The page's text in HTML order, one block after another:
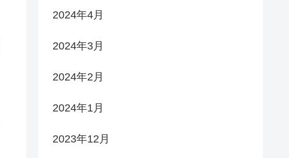
2024年4月
2024年3月
2024年2月
2024年1月
2023年12月